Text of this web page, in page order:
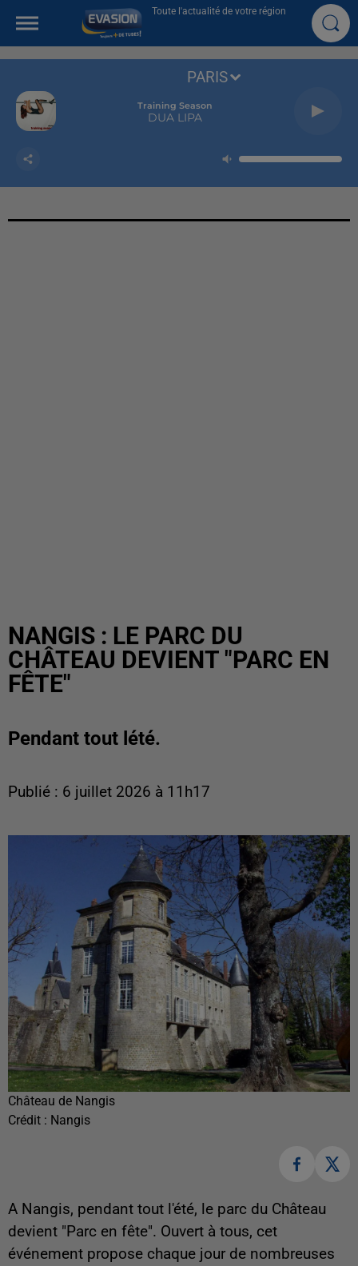
Toute l'actualité de votre région
Training Season
DUA LIPA
PARIS
NANGIS : LE PARC DU
CHÂTEAU DEVIENT "PARC EN
FÊTE"
Pendant tout lété.
Publié : 6 juillet 2026 à 11h17
Château de Nangis
Crédit : Nangis
A Nangis, pendant tout l'été, le parc du Château
devient "Parc en fête". Ouvert à tous, cet
événement propose chaque jour de nombreuses